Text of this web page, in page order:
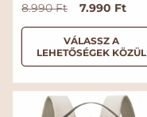
s
z
e
s
é
t
é
k
N
o
á
l
8.990 Ft
A
k
c
i
ó
s
á
7.990 Ft
VÁLASSZ A
LEHETŐSÉGEK KÖZÜL